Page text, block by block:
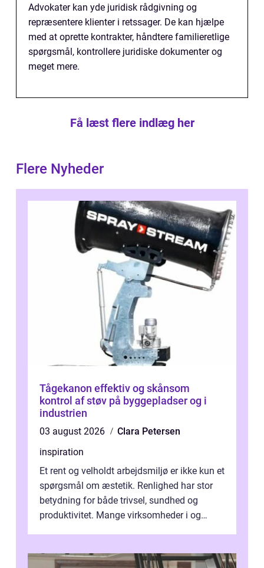
Advokater kan yde juridisk rådgivning og
repræsentere klienter i retssager. De kan hjælpe
med at oprette kontrakter, håndtere familieretlige
spørgsmål, kontrollere juridiske dokumenter og
meget mere.
Få læst flere indlæg her
Flere Nyheder
Tågekanon effektiv og skånsom
kontrol af støv på byggepladser og i
industrien
03 august 2026
Clara Petersen
inspiration
Et rent og velholdt arbejdsmiljø er ikke kun et
spørgsmål om æstetik. Renlighed har stor
betydning for både trivsel, sundhed og
produktivitet. Mange virksomheder i og